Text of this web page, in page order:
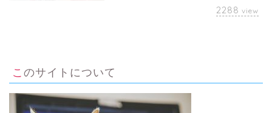
2288 view
このサイトについて